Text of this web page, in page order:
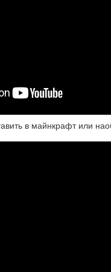
в майнкрафт или